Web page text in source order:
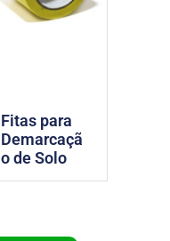
Fitas para
Demarcaçã
o de Solo